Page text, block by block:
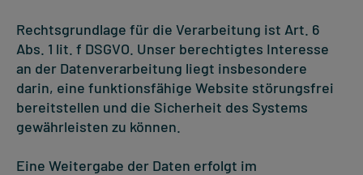
Rechtsgrundlage für die Verarbeitung ist Art. 6
Abs. 1 lit. f DSGVO. Unser berechtigtes Interesse
an der Datenverarbeitung liegt insbesondere
darin, eine funktionsfähige Website störungsfrei
bereitstellen und die Sicherheit des Systems
gewährleisten zu können.
Eine Weitergabe der Daten erfolgt im